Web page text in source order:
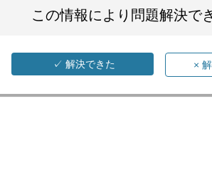
この情報により問題解決で
✓ 解決できた ×